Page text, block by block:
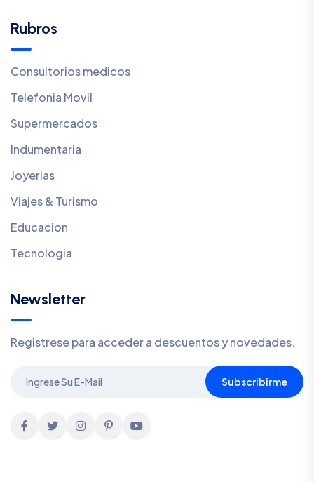
Rubros
Consultorios medicos
Telefonia Movil
Supermercados
Indumentaria
Joyerias
Viajes & Turismo
Educacion
Tecnologia
Newsletter
Registrese para acceder a descuentos y novedades.
Subscribirme